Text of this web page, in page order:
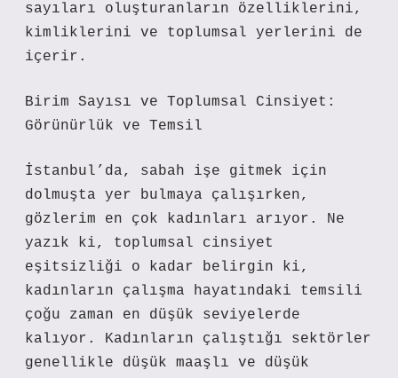
sayıları oluşturanların özelliklerini,
kimliklerini ve toplumsal yerlerini de
içerir.
Birim Sayısı ve Toplumsal Cinsiyet:
Görünürlük ve Temsil
İstanbul’da, sabah işe gitmek için
dolmuşta yer bulmaya çalışırken,
gözlerim en çok kadınları arıyor. Ne
yazık ki, toplumsal cinsiyet
eşitsizliği o kadar belirgin ki,
kadınların çalışma hayatındaki temsili
çoğu zaman en düşük seviyelerde
kalıyor. Kadınların çalıştığı sektörler
genellikle düşük maaşlı ve düşük